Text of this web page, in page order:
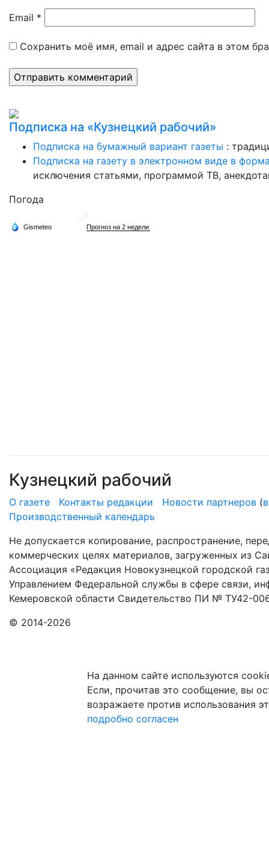
Email *
Сохранить моё имя, email и адрес сайта в этом
Подписка на «Кузнецкий рабочий»
Подписка на бумажный вариант газеты :
Подписка на газету в электронном виде в
исключения статьями, программой ТВ,
Погода
Кузнецкий рабочий
О газете Контакты редакции Новости партнеров (
Производственный календарь
Не допускается копирование, распространение,
коммерческих целях материалов, загруженных из
Ассоциация «Редакция Новокузнецкой городской
Управлением Федеральной службы в сфере связи,
Кемеровской области Свидетельство ПИ № ТУ42-
© 2014-2026
На данном сайте используются
Если, прочитав это сообщение, вы
возражаете против использования
подробно согласен